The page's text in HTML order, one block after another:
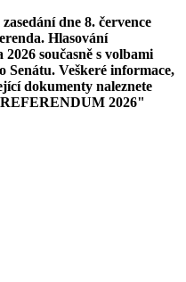
dne 8. července
Hlasování
současně s volbami
Senátu. Veškeré informace,
dokumenty naleznete
2026"